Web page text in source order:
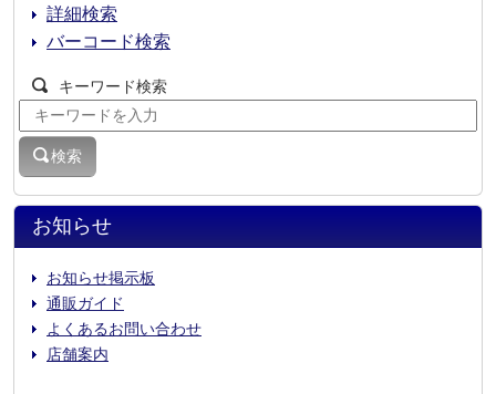
お知らせ
お知らせ掲示板
通販ガイド
よくあるお問い合わせ
店舗案内
詳細検索
バーコード検索
キーワード検索
検索